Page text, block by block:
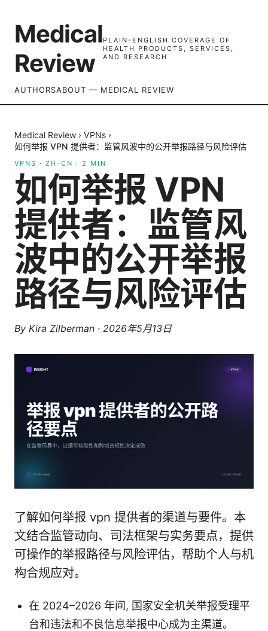
Medical
Review
PLAIN-ENGLISH COVERAGE OF
HEALTH PRODUCTS, SERVICES,
AND RESEARCH
AUTHORSABOUT — MEDICAL REVIEW
Medical Review › VPNs ›
如何举报 VPN 提供者：监管风波中的公开举报路径与风险评估
VPNS · ZH-CN · 2 MIN
如何举报 VPN
提供者：监管风
波中的公开举报
路径与风险评估
By Kira Zilberman · 2026年5月13日
了解如何举报 vpn 提供者的渠道与要件。本
文结合监管动向、司法框架与实务要点，提供
可操作的举报路径与风险评估，帮助个人与机
构合规应对。
在 2024–2026 年间, 国家安全机关举报受理平
台和违法和不良信息举报中心成为主渠道。